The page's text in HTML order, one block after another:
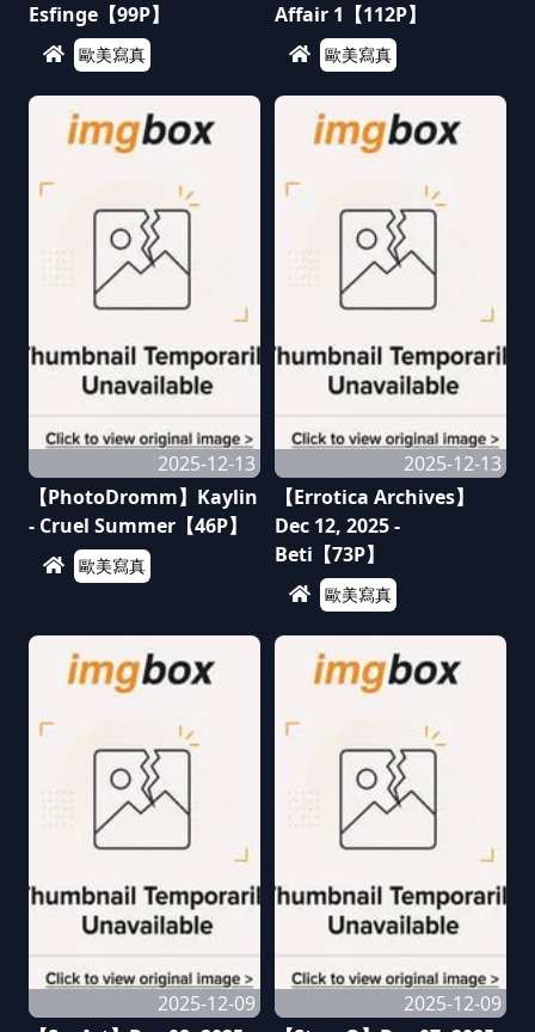
Esfinge【99P】
歐美寫真
Affair 1【112P】
歐美寫真
2025-12-13
【PhotoDromm】Kaylin
- Cruel Summer【46P】
歐美寫真
2025-12-13
【Errotica Archives】
Dec 12, 2025 -
Beti【73P】
歐美寫真
2025-12-09
2025-12-09